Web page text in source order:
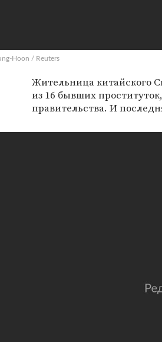
Hoon / Reuters
Жительница китайского
из 16 бывших
правительства. И